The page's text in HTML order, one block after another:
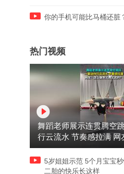
你的手机可能比马桶还脏
热门视频
舞蹈老师展示连贯腾空
行云流水 节奏感拉满 网
又舞又武的？
5岁姐姐示范 5个月宝宝
二胎的快乐长这样